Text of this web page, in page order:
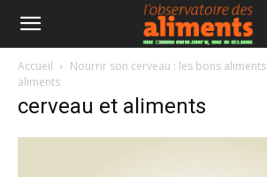
Accueil Nourrir son cerveau : les bons aliments
aliments
cerveau et aliments